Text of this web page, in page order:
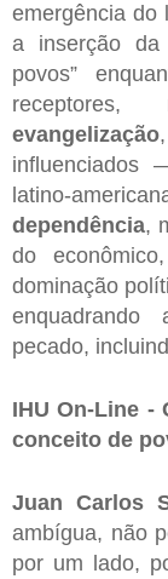
emergência do
a inserção da
povos”
receptores,
evangelização
influenciados
latino-
dependência,
do
dominação
pecado,
IHU On-Line -
conceito de
Juan Carlos
ambígua, não
por um lado,